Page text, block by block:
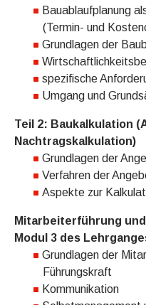
Bauablaufplanung
(Termin- und
Grundlagen der
spezifische
Umgang und
Teil 2: Baukalkulation
Nachtragskalkulation)
Grundlagen der
Verfahren der
Aspekte zur
Mitarbeiterführung
Modul 3 des
Grundlagen der
Führungskraft
Kommunikation